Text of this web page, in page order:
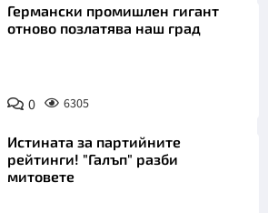
Германски промишлен гигант
отново позлатява наш град
0 6305
Истината за партийните
рейтинги! "Галъп" разби
митовете